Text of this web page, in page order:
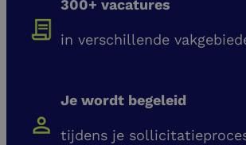
300+ vacatures
in verschillende
Je wordt begeleid
tijdens je